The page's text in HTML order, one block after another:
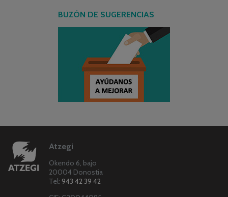
BUZÓN DE SUGERENCIAS
Atzegi
Okendo 6, bajo
20004 Donostia
Tel: 943 42 39 42